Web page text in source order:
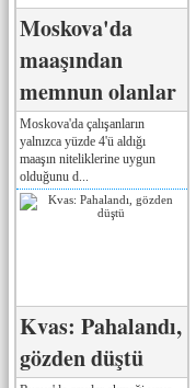
Moskova'da
maaşından
memnun olanlar
Moskova'da çalışanların
yalnızca yüzde 4'ü aldığı
maaşın niteliklerine uygun
olduğunu d...
Kvas: Pahalandı,
gözden düştü